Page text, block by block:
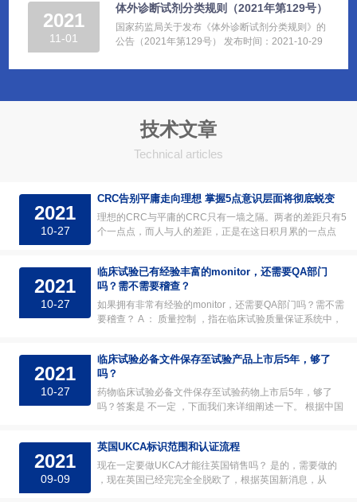
2021
11-01
体外诊断试剂分类规则（2021年第129号）
国家药监局关于发布《体外诊断试剂分类规则》的
公告（2021年第129号） 发布时间：2021-10-29
技术文章
Technical articles
2021
10-27
CRC告别平庸走向理想 掌握5点意识层面将彻底蜕变
理想的CRC与平庸的CRC只有一墙之隔。两者的差距只有5
个一点点，而人与人的差距，正是在这日积月累的一点点
2021
10-27
临床试验已有经验丰富的monitor，还需要QA部门
吗？需不需要稽查？
如果拥有非常有经验的monitor，还需要QA部门吗？需不需
要稽查？ A ： 质量控制 ，指在临床试验质量保证系统中，
2021
10-27
临床试验必备文件保存至试验产品上市后5年，够了
吗？
药物临床试验必备文件保存至试验药物上市后5年，够了
吗？答案是 不一定 ，下面我们来详细阐述一下。 根据中国
2021
09-09
英国UKCA标识范围和认证流程
现在一定要做UKCA才能往英国销售吗？ 是的，需要做的
，现在英国已经完完全全脱欧了，根据英国新消息，从